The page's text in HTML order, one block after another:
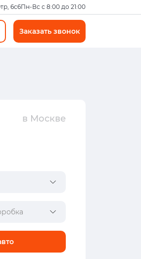
6с6Пн-Вс с 8:00 до 21:00
Заказать звонок
в Москве